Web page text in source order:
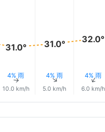
31.0°
4% 雨
↑
10.0 km/h
31.0°
4% 雨
↑
5.0 km/h
32.0°
4% 雨
↑
6.0 km/h